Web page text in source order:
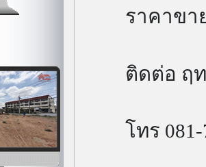
ราคาขา
ติดต่อ ฤ
โทร